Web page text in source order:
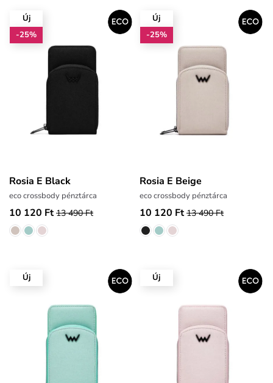
Új
-25%
Rosia E Black
eco crossbody pénztárca
10 120 Ft 13 490 Ft
Új
-25%
Rosia E Beige
eco crossbody pénztárca
10 120 Ft 13 490 Ft
Új Új